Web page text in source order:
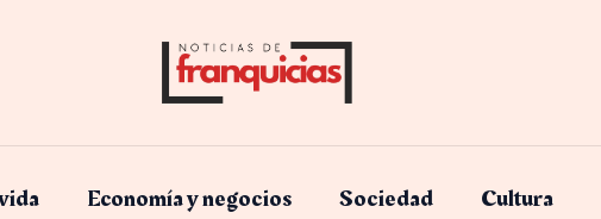
Economía y negocios​ Sociedad Cultura